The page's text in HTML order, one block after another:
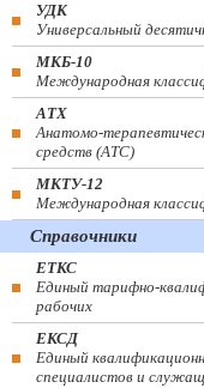
УДК
Универсальный
МКБ-10
Международная
АТХ
Анатомо-
средств (ATC)
МКТУ-12
Международная
Справочники
ЕТКС
Единый тарифно-
рабочих
ЕКСД
Единый
специалистов и